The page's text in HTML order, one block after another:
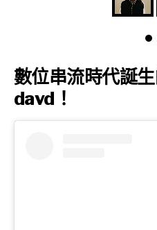
數位串流時代誕
davd！